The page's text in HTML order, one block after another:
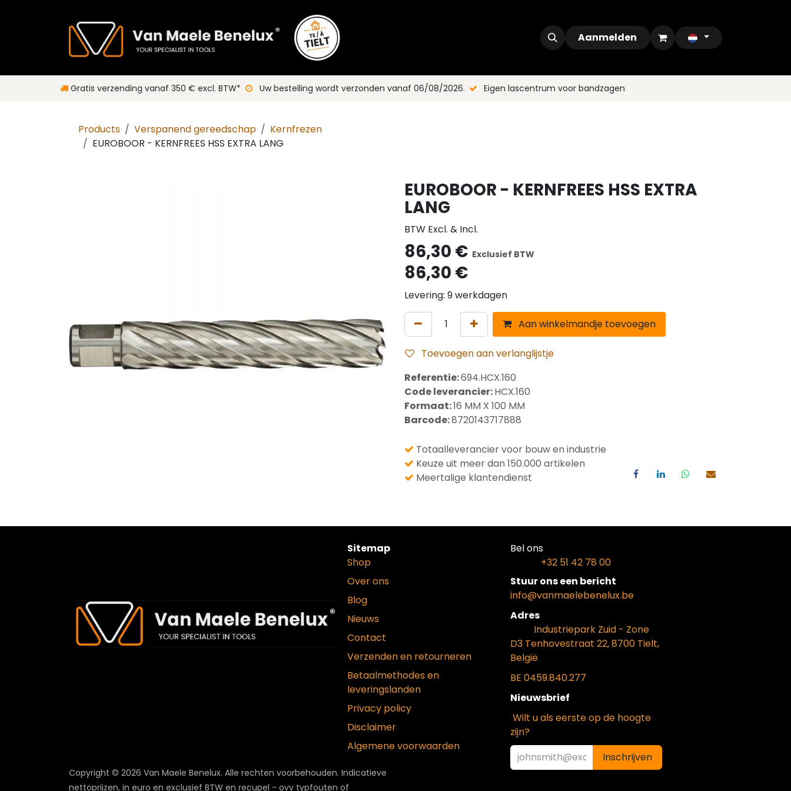
Contact Outlet
Aanmelden
Gratis verzending vanaf 350 € excl. BTW* Uw bestelling wordt verzonden vanaf 06/08/2026. Eigen lascentrum voor bandzagen
Products Verspanend gereedschap
Kernfrezen
EUROBOOR - KERNFREES HSS EXTRA LANG
EUROBOOR - KERNFREES HSS EXTRA
LANG
BTW Excl. & Incl.
86,30 € Exclusief BTW
86,30 €
Levering: 9 werkdagen
Aan winkelmandje toevoegen
Toevoegen aan verlanglijstje
Referentie:694.HCX.160
Code leverancier:HCX.160
Formaat:16 MM X 100 MM
Barcode:8720143717888
Totaalleverancier voor bouw en industrie
Keuze uit meer dan 150.000 artikelen
Meertalige klantendienst
Sitemap
Shop
Over ons
Blog
Nieuws
Contact
Verzenden en retourneren
Betaalmethodes en
leveringslanden
Privacy policy
Disclaimer
Algemene voorwaarden
Bel ons​
+32 51 42 78 00
Stuur ons een bericht
info@vanmaelebenelux.be
Adr​es
​Industriepark Zuid - Zone
D3 Tenhovestraat 22, 8700 Tielt,
België
BE 0459.840.277
Nieuwsbrief
Wilt u als eerste op de hoogte
zijn?
Inschrijven
Copyright © 2026 Van Maele Benelux. Alle rechten voorbehouden. Indicatieve
nettoprijzen, in euro en exclusief BTW en recupel - ovv typfouten of